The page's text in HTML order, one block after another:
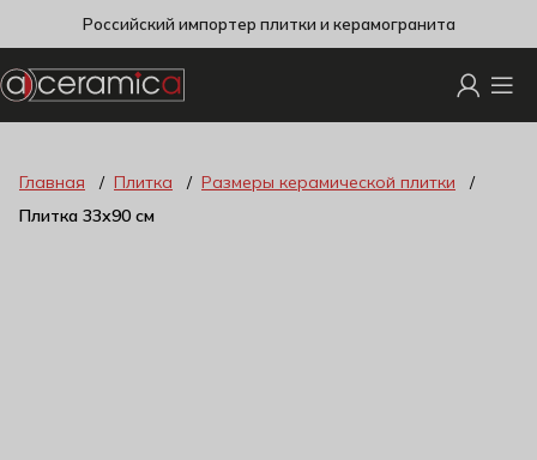
Российский импортер плитки и керамогранита
Главная Плитка
Размеры керамической плитки
Плитка 33х90 см